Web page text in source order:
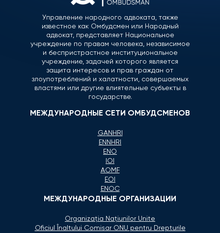
Управление народного адвоката, также
известное как Омбудсмен или Народный
адвокат, представляет Национальное
учреждение по правам человека, независимое
и беспристрастное институциональное
учреждение, задачей которого является
защита интересов и прав граждан от
злоупотреблений и халатности, совершаемых
властями или другие влиятельные субъекты в
государстве.
МЕЖДУНАРОДНЫЕ СЕТИ ОМБУДСМЕНОВ
GANHRI
ENNHRI
ENO
IOI
AOMF
EOI
ENOC
МЕЖДУНАРОДНЫЕ ОРГАНИЗАЦИИ
Organizaţia Naţiunilor Unite
Oficiul Înaltului Comisar ONU pentru Drepturile